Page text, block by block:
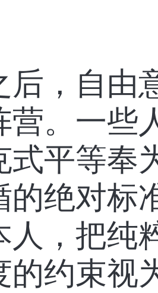
后，自由
营。一些
式平等奉
的绝对标
人，把纯
的约束视